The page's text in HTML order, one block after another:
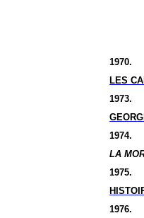
1970.
LES
1973.
1974.
LA
1975.
1976.